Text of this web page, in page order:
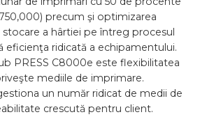
precum şi optimizarea
a hârtiei pe întreg procesul
eficienţa ridicată a echipamentului.
PRESS C8000e este flexibilitatea
mediile de imprimare.
un număr ridicat de medii de
crescută pentru client.